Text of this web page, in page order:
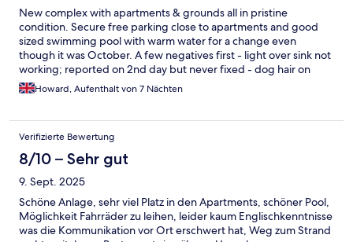
New complex with apartments & grounds all in pristine
condition. Secure free parking close to apartments and good
sized swimming pool with warm water for a change even
though it was October. A few negatives first - light over sink not
working; reported on 2nd day but never fixed - dog hair on
floor & dog treats in couch - lots of crumbs in toaster but used
our own - insufficient storage space for provisions in kitchen
bedroom wardrobe & hangers in other bedroom and broom
cupboard were fixed. A lot of positives - very pleasant and
friendly reception with loads of useful local info plus a selection
of local produce, quick check-in, breakfast possible but not
taken up - lovely quiet, relaxing and peaceful location - bakery
just up the road east and opposite another Odalys site - The
amazing Augues-Mortes old town is only a walk away with
dozens of great places to eat plus a host of shops offering
pretty much everything - beautiful almost empty beaches just a
Howard, Aufenthalt von 7 Nächten
Verifizierte Bewertung
8/10 – Sehr gut
9. Sept. 2025
Schöne Anlage, sehr viel Platz in den Apartments, schöner Pool,
Möglichkeit Fahrräder zu leihen, leider kaum Englischkenntnisse
was die Kommunikation vor Ort erschwert hat, Weg zum Strand